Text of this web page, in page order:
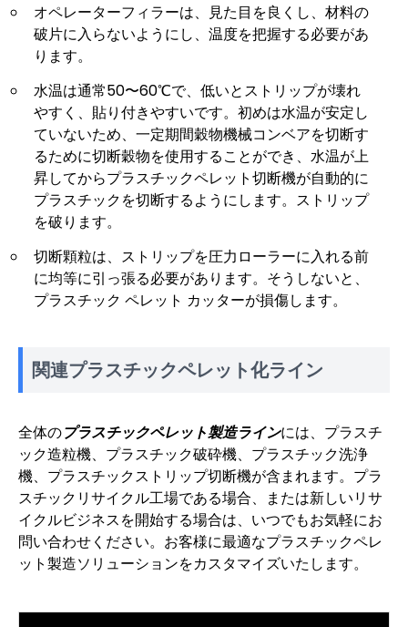
オペレーターフィラーは、見た目を良くし、材料の
破片に入らないようにし、温度を把握する必要があ
ります。
水温は通常50〜60℃で、低いとストリップが壊れ
やすく、貼り付きやすいです。初めは水温が安定し
ていないため、一定期間穀物機械コンベアを切断す
るために切断穀物を使用することができ、水温が上
昇してからプラスチックペレット切断機が自動的に
プラスチックを切断するようにします。ストリップ
を破ります。
切断顆粒は、ストリップを圧力ローラーに入れる前
に均等に引っ張る必要があります。そうしないと、
プラスチック ペレット カッターが損傷します。
関連プラスチックペレット化ライン
全体のプラスチックペレット製造ラインには、プラスチ
ック造粒機、プラスチック破砕機、プラスチック洗浄
機、プラスチックストリップ切断機が含まれます。プラ
スチックリサイクル工場である場合、または新しいリサ
イクルビジネスを開始する場合は、いつでもお気軽にお
問い合わせください。お客様に最適なプラスチックペレ
ット製造ソリューションをカスタマイズいたします。